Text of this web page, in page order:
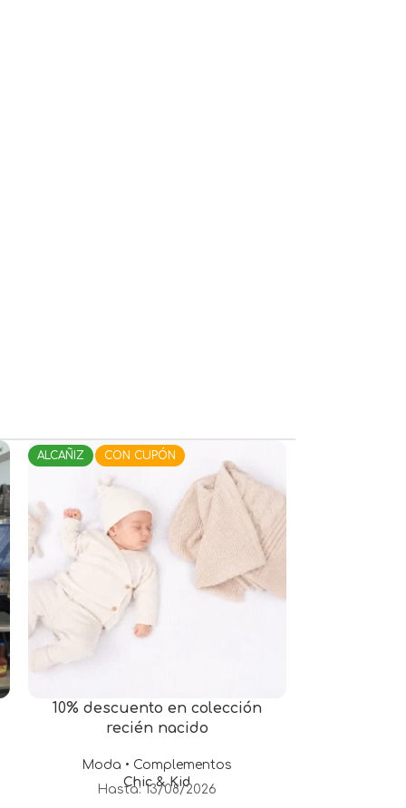
ALCAÑIZ CON CUPÓN
10% descuento en colección
recién nacido
Moda • Complementos
Chic & Kid
Hasta: 13/08/2026